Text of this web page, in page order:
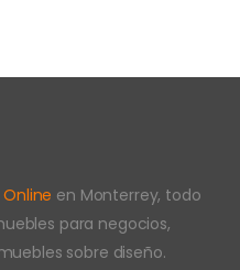
en Monterrey, todo
para negocios,
sobre diseño.